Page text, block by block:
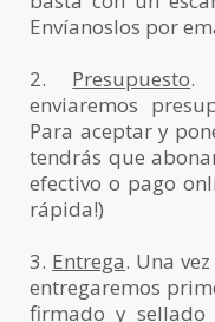
Envíanoslos por
2. Presupuesto.
enviaremos
Para aceptar y
tendrás que
efectivo o pago
rápida!)
3. Entrega. Una
entregaremos
firmado y sellado